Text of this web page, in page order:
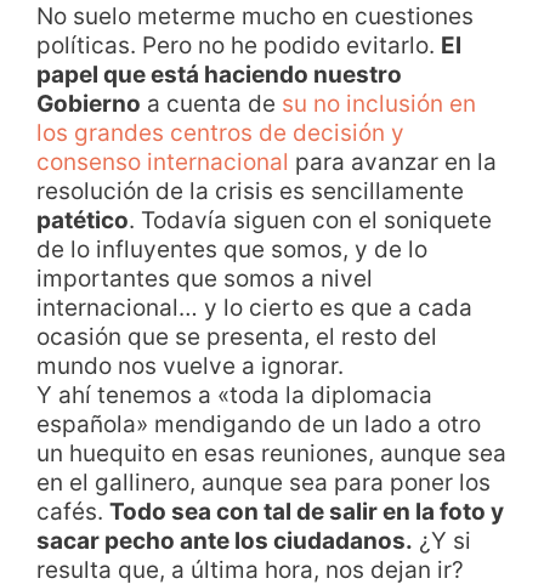
No suelo meterme mucho en cuestiones
políticas. Pero no he podido evitarlo. El
papel que está haciendo nuestro
Gobierno a cuenta de su no inclusión en
los grandes centros de decisión y
consenso internacional para avanzar en la
resolución de la crisis es sencillamente
patético. Todavía siguen con el soniquete
de lo influyentes que somos, y de lo
importantes que somos a nivel
internacional… y lo cierto es que a cada
ocasión que se presenta, el resto del
mundo nos vuelve a ignorar.
Y ahí tenemos a «toda la diplomacia
española» mendigando de un lado a otro
un huequito en esas reuniones, aunque sea
en el gallinero, aunque sea para poner los
cafés. Todo sea con tal de salir en la foto y
sacar pecho ante los ciudadanos. ¿Y si
resulta que, a última hora, nos dejan ir?